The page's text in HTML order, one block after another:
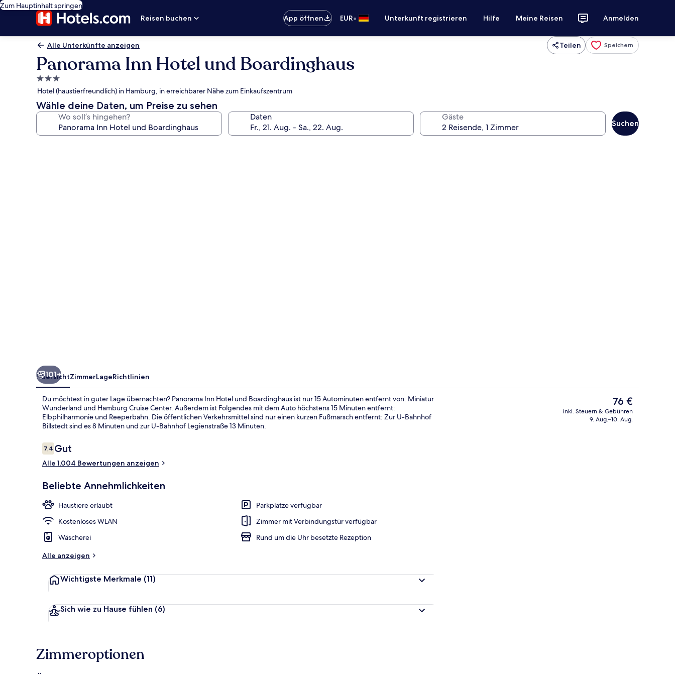
Zum Hauptinhalt springen
Reisen buchen
App öffnen EUR• Unterkunft registrieren Hilfe Meine Reisen Anmelden
Alle Unterkünfte anzeigen Teilen Speichern
Panorama Inn Hotel und Boardinghaus
3.0-
Sterne-
Unterkunft
Hotel (haustierfreundlich) in Hamburg, in erreichbarer Nähe zum Einkaufszentrum
Wähle deine Daten, um Preise zu sehen
Wo soll’s hingehen? Daten Gäste
Suchen
Familienzimmer |
101+
ÜbersichtZimmerLageRichtlinien
Du möchtest in guter Lage übernachten? Panorama Inn Hotel und Boardinghaus ist nur 15 Autominuten entfernt von: Miniatur
Wunderland und Hamburg Cruise Center. Außerdem ist Folgendes mit dem Auto höchstens 15 Minuten entfernt:
Elbphilharmonie und Reeperbahn. Die öffentlichen Verkehrsmittel sind nur einen kurzen Fußmarsch entfernt: Zur U-Bahnhof
Billstedt sind es 8 Minuten und zur U-Bahnhof Legienstraße 13 Minuten.
Bewertungen
7,47,4 von 10.
Gut
Alle 1.004 Bewertungen anzeigen
Beliebte Annehmlichkeiten
Haustiere erlaubt
Parkplätze verfügbar
Kostenloses WLAN
Zimmer mit Verbindungstür verfügbar
Wäscherei
Rund um die Uhr besetzte Rezeption
Alle anzeigen
Wichtigste Merkmale (11)
Sich wie zu Hause fühlen (6)
Der
aktuelle
Preis
76 €
inkl. Steuern & Gebühren
9. Aug.–10. Aug.
Zimmeroptionen